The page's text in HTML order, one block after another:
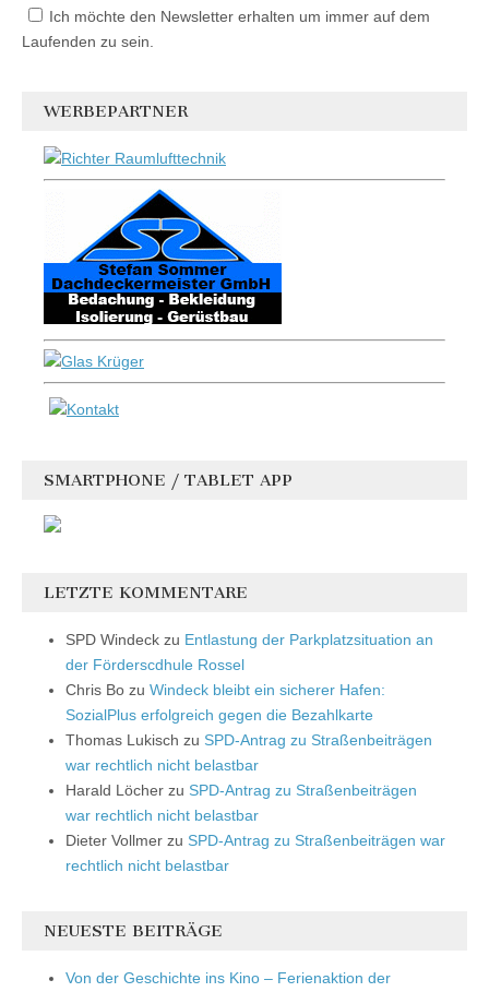
Ich möchte den Newsletter erhalten um immer auf dem
Laufenden zu sein.
WERBEPARTNER
SMARTPHONE / TABLET APP
LETZTE KOMMENTARE
SPD Windeck zu Entlastung der Parkplatzsituation an
der Förderscdhule Rossel
Chris Bo zu Windeck bleibt ein sicherer Hafen:
SozialPlus erfolgreich gegen die Bezahlkarte
Thomas Lukisch zu SPD-Antrag zu Straßenbeiträgen
war rechtlich nicht belastbar
Harald Löcher zu SPD-Antrag zu Straßenbeiträgen
war rechtlich nicht belastbar
Dieter Vollmer zu SPD-Antrag zu Straßenbeiträgen war
rechtlich nicht belastbar
NEUESTE BEITRÄGE
Von der Geschichte ins Kino – Ferienaktion der